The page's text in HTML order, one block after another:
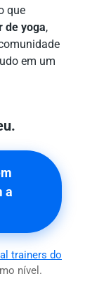
que
de yoga,
em um
a
trainers do
nível.